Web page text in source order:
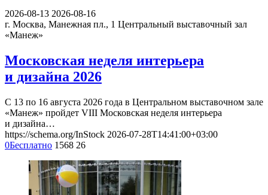
2026-08-13 2026-08-16
г. Москва, Манежная пл., 1 Центральный выставочный зал
«Манеж»
Московская неделя интерьера
и дизайна 2026
С 13 по 16 августа 2026 года в Центральном выставочном зале
«Манеж» пройдет VIII Московская неделя интерьера
и дизайна…
https://schema.org/InStock 2026-07-28T14:41:00+03:00
0Бесплатно 1568 26